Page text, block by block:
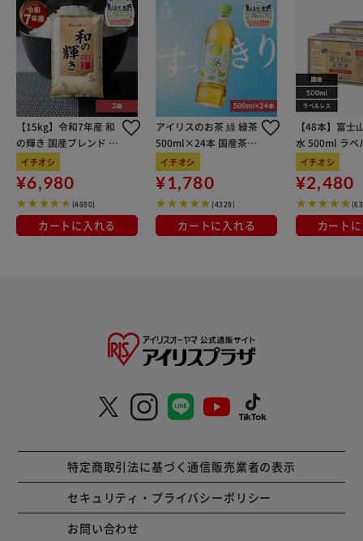
【15kg】令和7年産 和
の輝き 国産ブレンド 5
kg×3袋
イチオシ
¥6,980
(4690)
カートに入れる
アイリスのお茶 綠 緑茶
500ml×24本 国産茶葉
100％使用
イチオシ
¥1,780
(4329)
カートに入れる
【48本】富士
水 500ml ラベ
イチオシ
¥2,480
カート
特定商取引法に基づく通信販売業者の表示
セキュリティ・プライバシーポリシー
お問い合わせ